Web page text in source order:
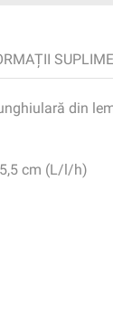
din
cm (L/l/h)